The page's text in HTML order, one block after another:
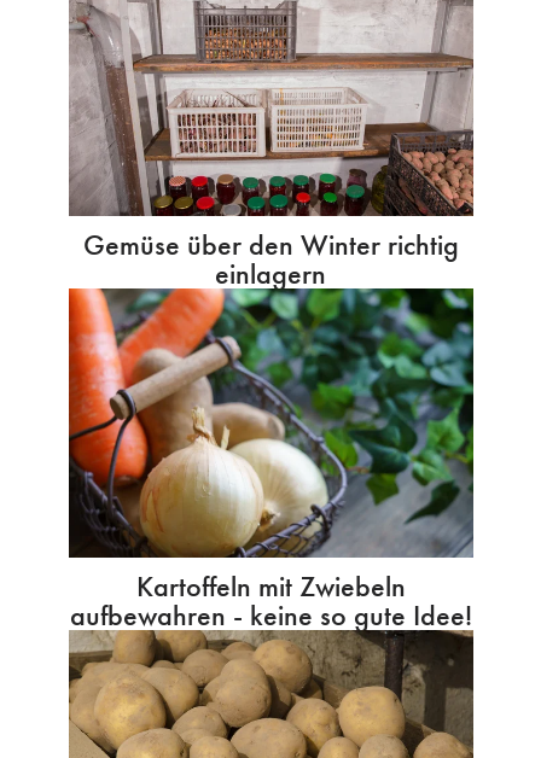
Gemüse über den Winter richtig
einlagern
Kartoffeln mit Zwiebeln
aufbewahren - keine so gute Idee!